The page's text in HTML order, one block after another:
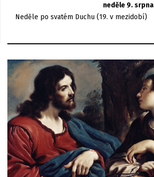
neděle 9. srpna
Neděle po svatém Duchu (19. v mezidobí)